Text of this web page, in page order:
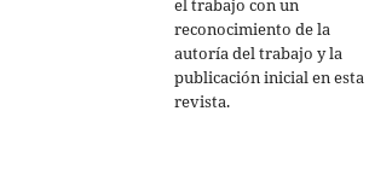
el trabajo con un
reconocimiento de la
autoría del trabajo y la
publicación inicial en esta
revista.